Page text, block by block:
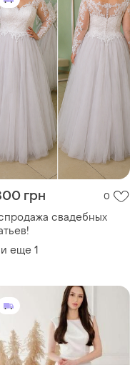
грн 0
свадебных
и еще 1